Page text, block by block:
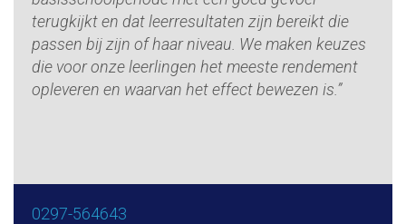
terugkijkt en dat leerresultaten zijn bereikt die
passen bij zijn of haar niveau. We maken keuzes
die voor onze leerlingen het meeste rendement
opleveren en waarvan het effect bewezen is.”
0297-564643